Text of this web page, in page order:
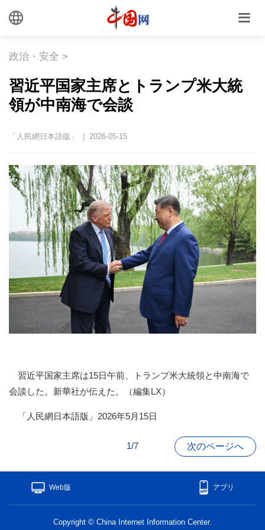
政治・安全 >
習近平国家主席とトランプ米大統
領が中南海で会談
「人民網日本語版」 | 2026-05-15
習近平国家主席は15日午前、トランプ米大統領と中南海で
会談した。新華社が伝えた。（編集LX）
「人民網日本語版」2026年5月15日
1/7 次のページへ
Web版 アプリ
Copyright © China Internet Information Center.